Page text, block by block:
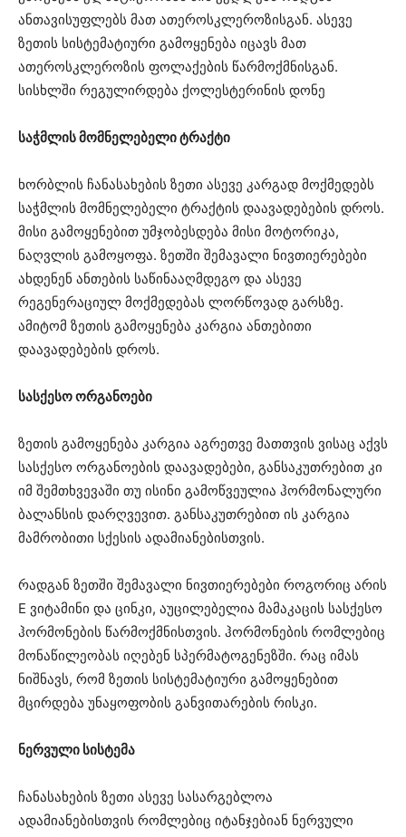
ანთავისუფლებს მათ ათეროსკლეროზისგან. ასევე
ზეთის სისტემატიური გამოყენება იცავს მათ
ათეროსკლეროზის ფოლაქების წარმოქმნისგან.
სისხლში რეგულირდება ქოლესტერინის დონე
საჭმლის მომნელებელი ტრაქტი
ხორბლის ჩანასახების ზეთი ასევე კარგად მოქმედებს
საჭმლის მომნელებელი ტრაქტის დაავადებების დროს.
მისი გამოყენებით უმჯობესდება მისი მოტორიკა,
ნაღვლის გამოყოფა. ზეთში შემავალი ნივთიერებები
ახდენენ ანთების საწინააღმდეგო და ასევე
რეგენერაციულ მოქმედებას ლორწოვად გარსზე.
ამიტომ ზეთის გამოყენება კარგია ანთებითი
დაავადებების დროს.
სასქესო ორგანოები
ზეთის გამოყენება კარგია აგრეთვე მათთვის ვისაც აქვს
სასქესო ორგანოების დაავადებები, განსაკუთრებით კი
იმ შემთხვევაში თუ ისინი გამოწვეულია ჰორმონალური
ბალანსის დარღვევით. განსაკუთრებით ის კარგია
მამრობითი სქესის ადამიანებისთვის.
რადგან ზეთში შემავალი ნივთიერებები როგორიც არის
Е ვიტამინი და ცინკი, აუცილებელია მამაკაცის სასქესო
ჰორმონების წარმოქმნისთვის. ჰორმონების რომლებიც
მონაწილეობას იღებენ სპერმატოგენეზში. რაც იმას
ნიშნავს, რომ ზეთის სისტემატიური გამოყენებით
მცირდება უნაყოფობის განვითარების რისკი.
ნერვული სისტემა
ჩანასახების ზეთი ასევე სასარგებლოა
ადამიანებისთვის რომლებიც იტანჯებიან ნერვული